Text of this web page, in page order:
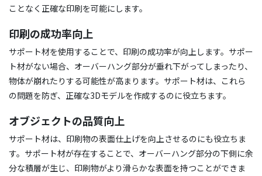
ことなく正確な印刷を可能にします。
印刷の成功率向上
サポート材を使用することで、印刷の成功率が向上します。サポー
ト材がない場合、オーバーハング部分が垂れ下がってしまったり、
物体が崩れたりする可能性が高まります。サポート材は、これら
の問題を防ぎ、正確な3Dモデルを作成するのに役立ちます。
オブジェクトの品質向上
サポート材は、印刷物の表面仕上げを向上させるのにも役立ちま
す。サポート材が存在することで、オーバーハング部分の下側に余
分な積層が生じ、印刷物がより滑らかな表面を持つことができま